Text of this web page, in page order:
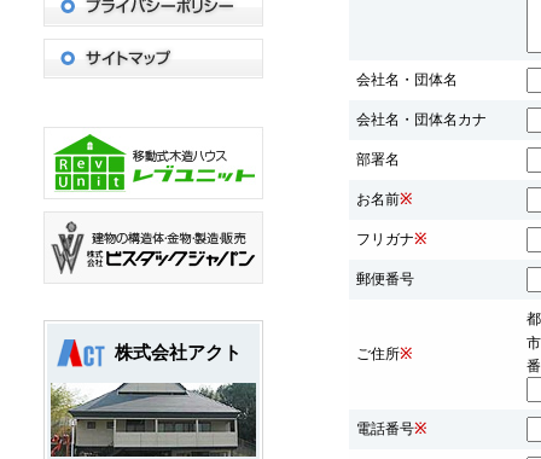
株式会社アクト
会社名・団体名
会社名・団体名カナ
部署名
お名前※
フリガナ※
郵便番号
ご住所※
電話番号※